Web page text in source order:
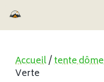
au
contenu
Accueil/tente dôme
Verte